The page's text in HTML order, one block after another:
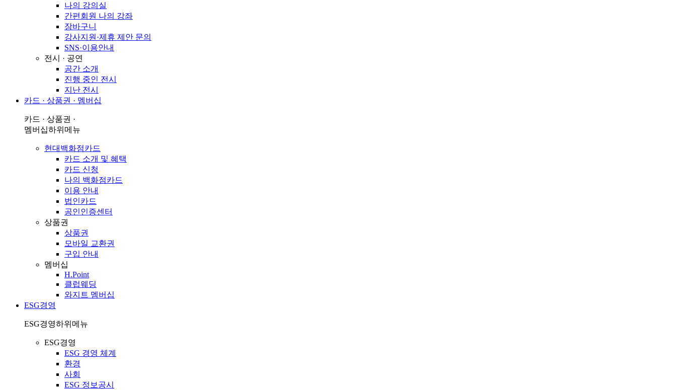
나의 강의실
간편회원 나의 강좌
장바구니
강사지원·제휴 제안 문의
SNS·이용안내
전시 · 공연
공간 소개
진행 중인 전시
지난 전시
카드 · 상품권 · 멤버십
카드 · 상품권 ·
멤버십하위메뉴
현대백화점카드
카드 소개 및 혜택
카드 신청
나의 백화점카드
이용 안내
법인카드
공인인증센터
상품권
상품권
모바일 교환권
구입 안내
멤버십
H.Point
클럽웨딩
와지트 멤버십
ESG경영
ESG경영하위메뉴
ESG경영
ESG 경영 체계
환경
사회
ESG 정보공시